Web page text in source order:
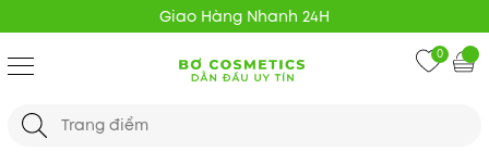
Giao Hàng Nhanh 24H
0